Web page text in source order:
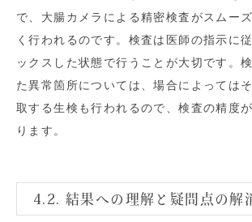
で、大腸カメラによる精密検査がスムー
く行われるのです。検査は医師の指示に
ックスした状態で行うことが大切です。
た異常箇所については、場合によっては
取する生検も行われるので、検査の精度
ります。
4.2. 結果への理解と疑問点の解